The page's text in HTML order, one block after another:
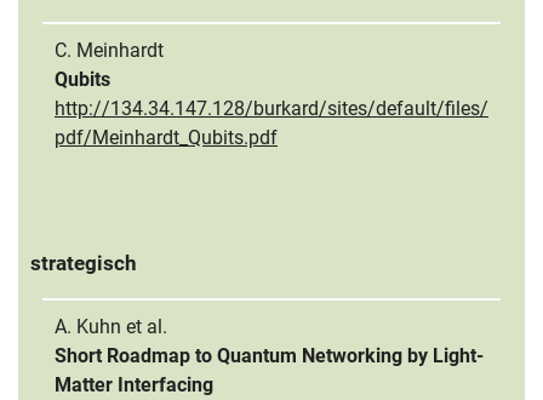
C. Meinhardt
Qubits
http://134.34.147.128/burkard/sites/default/files/
pdf/Meinhardt_Qubits.pdf
strategisch
A. Kuhn et al.
Short Roadmap to Quantum Networking by Light-
Matter Interfacing